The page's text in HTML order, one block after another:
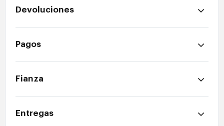
Devoluciones
Pagos
Fianza
Entregas